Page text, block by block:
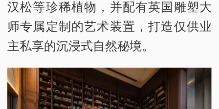
汉松等珍稀植物，并配有英国雕塑大
师专属定制的艺术装置，打造仅供业
主私享的沉浸式自然秘境。